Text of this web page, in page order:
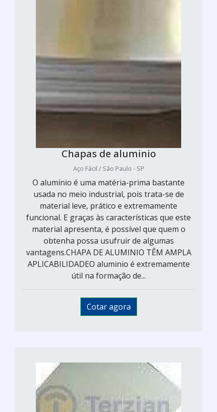
Chapas de aluminio
Aço Fácil / São Paulo - SP
O alumínio é uma matéria-prima bastante
usada no meio industrial, pois trata-se de
material leve, prático e extremamente
funcional. E graças às características que este
material apresenta, é possível que quem o
obtenha possa usufruir de algumas
vantagens.CHAPA DE ALUMINIO TÊM AMPLA
APLICABILIDADEO aluminio é extremamente
útil na formação de...
Cotar agora